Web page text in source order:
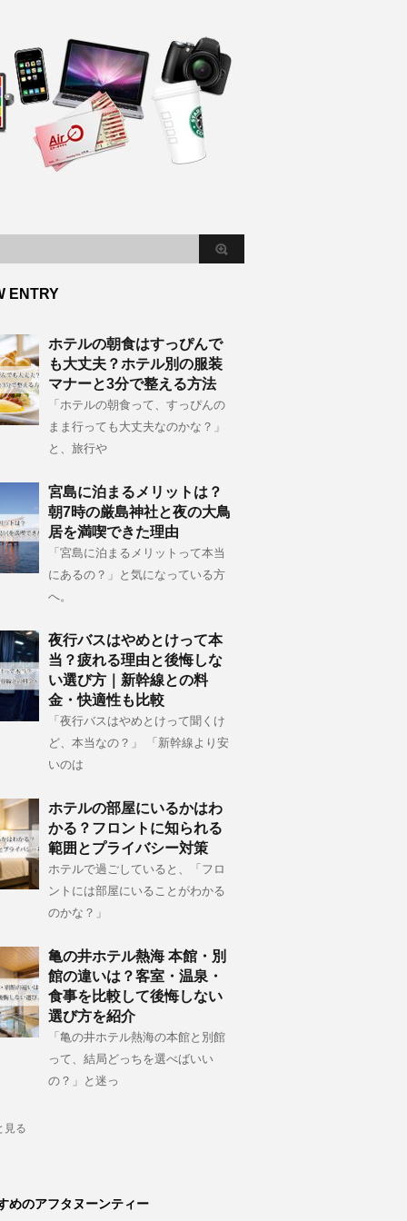
ENTRY
ホテルの朝食はすっぴんで
も大丈夫？ホテル別の服装
マナーと3分で整える方法
「ホテルの朝食って、すっぴんの
まま行っても大丈夫なのかな？」
と、旅行や
宮島に泊まるメリットは？
朝7時の厳島神社と夜の大鳥
居を満喫できた理由
「宮島に泊まるメリットって本当
にあるの？」と気になっている方
へ。
夜行バスはやめとけって本
当？疲れる理由と後悔しな
い選び方｜新幹線との料
金・快適性も比較
「夜行バスはやめとけって聞くけ
ど、本当なの？」 「新幹線より安
いのは
ホテルの部屋にいるかはわ
かる？フロントに知られる
範囲とプライバシー対策
ホテルで過ごしていると、「フロ
ントには部屋にいることがわかる
のかな？」
亀の井ホテル熱海 本館・別
館の違いは？客室・温泉・
食事を比較して後悔しない
選び方を紹介
「亀の井ホテル熱海の本館と別館
って、結局どっちを選べばいい
の？」と迷っ
見る
めのアフタヌーンティー